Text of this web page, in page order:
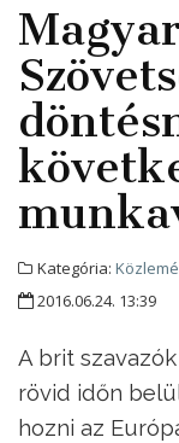
Kategória:
2016.06.24. 13:39
A brit
rövid időn
hozni az